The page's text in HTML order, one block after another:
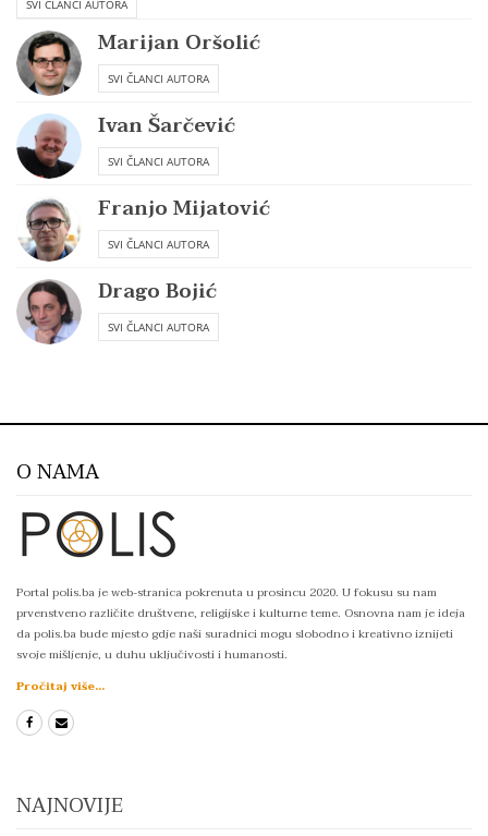
SVI ČLANCI AUTORA
Marijan Oršolić
SVI ČLANCI AUTORA
Ivan Šarčević
SVI ČLANCI AUTORA
Franjo Mijatović
SVI ČLANCI AUTORA
Drago Bojić
SVI ČLANCI AUTORA
O NAMA
Portal polis.ba je web-stranica pokrenuta u prosincu 2020. U fokusu su nam
prvenstveno različite društvene, religijske i kulturne teme. Osnovna nam je ideja
da polis.ba bude mjesto gdje naši suradnici mogu slobodno i kreativno iznijeti
svoje mišljenje, u duhu uključivosti i humanosti.
Pročitaj više...
NAJNOVIJE